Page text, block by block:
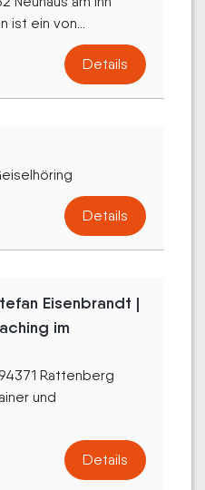
ist ein von...
Details
Details
Eisenbrandt |
im
Rattenberg
und
Details